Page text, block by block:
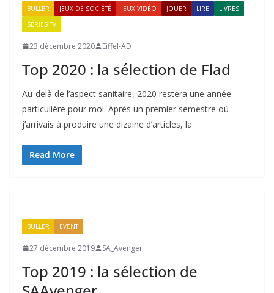
BULLER JEUX DE SOCIÉTÉ JEUX VIDÉO JOUER LIRE
LIVRES
SÉRIES TV
23 décembre 2020 Eiffel-AD
Top 2020 : la sélection de Flad
Au-delà de l’aspect sanitaire, 2020 restera une année
particulière pour moi. Après un premier semestre où
j’arrivais à produire une dizaine d’articles, la
Read More
BULLER EVENT
27 décembre 2019 SA_Avenger
Top 2019 : la sélection de